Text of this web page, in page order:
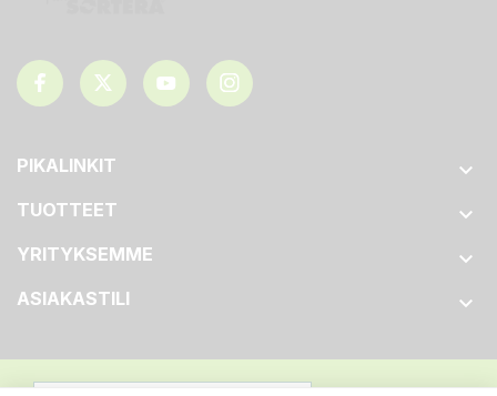
PIKALINKIT 
TUOTTEET 
YRITYKSEMME 
ASIAKASTILI 